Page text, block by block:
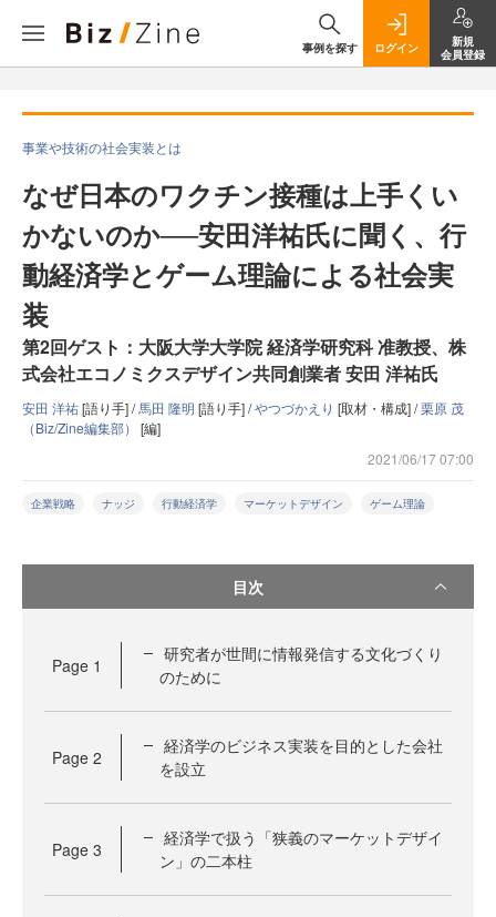
事例を探す ログイン
新規
会員登録
事業や技術の社会実装とは
なぜ日本のワクチン接種は上手くい
かないのか──安田洋祐氏に聞く、行
動経済学とゲーム理論による社会実
装
第2回ゲスト：大阪大学大学院 経済学研究科 准教授、株
式会社エコノミクスデザイン共同創業者 安田 洋祐氏
安田 洋祐[語り手] /馬田 隆明 [語り手] /やつづかえり [取材・構成] /栗原 茂
（Biz/Zine編集部） [編]
2021/06/17 07:00
企業戦略 ナッジ 行動経済学 マーケットデザイン ゲーム理論
目次
Page 1
研究者が世間に情報発信する文化づくり
のために
Page 2
経済学のビジネス実装を目的とした会社
を設立
Page 3
経済学で扱う「狭義のマーケットデザイ
ン」の二本柱